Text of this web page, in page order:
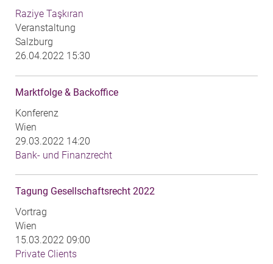
Raziye Taşkıran
Veranstaltung
Salzburg
26.04.2022 15:30
Marktfolge & Backoffice
Konferenz
Wien
29.03.2022 14:20
Bank- und Finanzrecht
Tagung Gesellschaftsrecht 2022
Vortrag
Wien
15.03.2022 09:00
Private Clients